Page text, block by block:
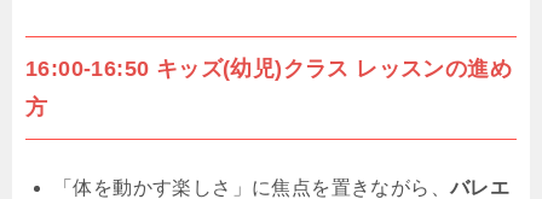
16:00-16:50 キッズ(幼児)クラス レッスンの進め
方
「体を動かす楽しさ」に焦点を置きながら、 バレエ